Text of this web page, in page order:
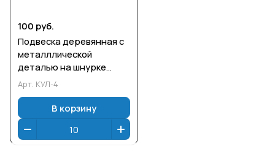
100 руб.
Подвеска деревянная с
металллической
деталью на шнурке
РЫБА ВЛАДИВОСТОК
Арт. КУЛ-4
В корзину